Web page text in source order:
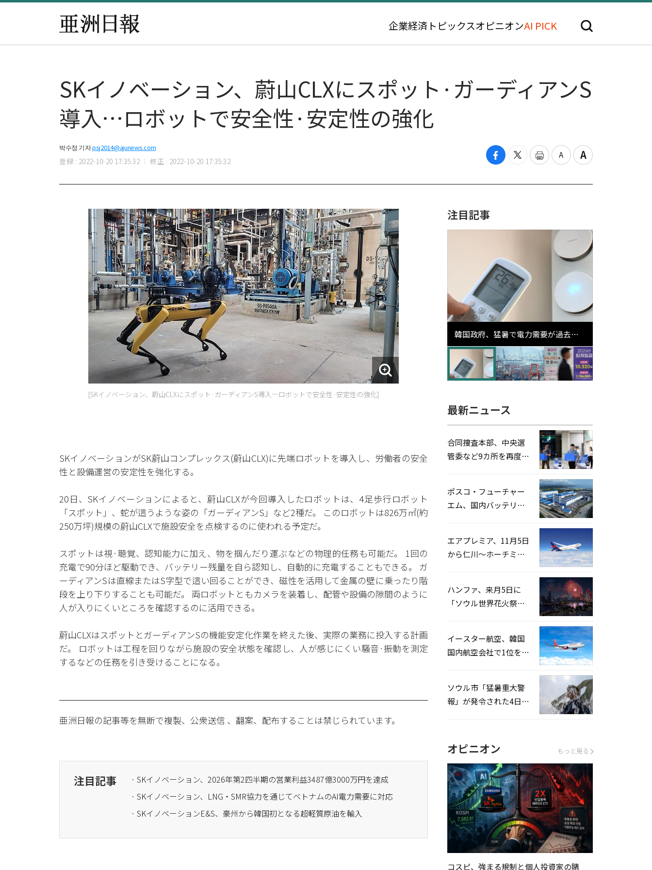
企業経済 トピックスオピニオンAI PICK
SKイノベーション、蔚山CLXにスポット·ガーディアンS
導入…ロボットで安全性·安定性の強化
박수정 기자psj2014@ajunews.com
登録 : 2022-10-20 17:35:32 修正 : 2022-10-20 17:35:32
[SKイノベーション、蔚山CLXにスポット·ガーディアンS導入…ロボットで安全性·安定性の強化]
SKイノベーションがSK蔚山コンプレックス(蔚山CLX)に先端ロボットを導入し、労働者の安全
性と設備運営の安定性を強化する。
20日、SKイノベーションによると、蔚山CLXが今回導入したロボットは、4足歩行ロボット
「スポット」、蛇が這うような姿の「ガーディアンS」など2種だ。 このロボットは826万㎡(約
250万坪)規模の蔚山CLXで施設安全を点検するのに使われる予定だ。
スポットは視·聴覚、認知能力に加え、物を掴んだり運ぶなどの物理的任務も可能だ。 1回の
充電で90分ほど駆動でき、バッテリー残量を自ら認知し、自動的に充電することもできる。 ガ
ーディアンSは直線またはS字型で這い回ることができ、磁性を活用して金属の壁に乗ったり階
段を上り下りすることも可能だ。 両ロボットともカメラを装着し、配管や設備の隙間のように
人が入りにくいところを確認するのに活用できる。
蔚山CLXはスポットとガーディアンSの機能安定化作業を終えた後、実際の業務に投入する計画
だ。 ロボットは工程を回りながら施設の安全状態を確認し、人が感じにくい騒音·振動を測定
するなどの任務を引き受けることになる。
亜洲日報の記事等を無断で複製、公衆送信 、翻案、配布することは禁じられています。
注目記事
· SKイノベーション、2026年第2四半期の営業利益3487億3000万円を達成
· SKイノベーション、LNG・SMR協力を通じてベトナムのAI電力需要に対応
· SKイノベーションE&S、豪州から韓国初となる超軽質原油を輸入
注目記事
韓国政府、猛暑で電力需要が過去最
高更新の可能性に需給対応体制を点
検
最新ニュース
合同捜査本部、中央選
管委など9カ所を再度家
ポスコ・フューチャー
エム、国内バッテリー
エアプレミア、11月5日
から仁川〜ホーチミン
ハンファ、来月5日に
「ソウル世界花火祭り
イースター航空、韓国
国内航空会社で1位を記
ソウル市「猛暑重大警
報」が発令された4日、
オピニオン もっと見る
コスピ、強まる規制と個人投資家の賭